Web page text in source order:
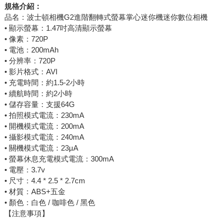
規格介紹：
品名：波士頓相機G2進階翻轉式螢幕掌心迷你機迷你數位相機
• 顯示螢幕：1.47吋高清顯示螢幕
• 像素：720P
• 電池：200mAh
• 分辨率：720P
• 影片格式：AVI
• 充電時間：約1.5-2小時
• 續航時間：約2小時
• 儲存容量：支援64G
• 拍照模式電流：230mA
• 開機模式電流：200mA
• 攝影模式電流：240mA
• 關機模式電流：23µA
• 螢幕休息充電模式電流：300mA
• 電壓：3.7v
• 尺寸：4.4 * 2.5 * 2.7cm
• 材質：ABS+五金
• 顏色：白色 / 咖啡色 / 黑色
【注意事項】